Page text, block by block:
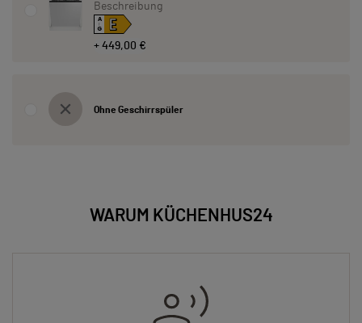
+ 449,00 €
A
↑
G E
Beschreibung
Ohne Geschirrspüler
WARUM KÜCHENHUS24